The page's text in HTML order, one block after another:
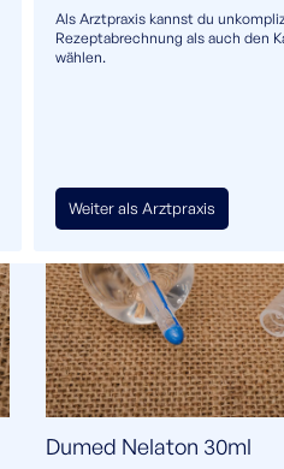
Dumed Nelaton 30ml
Als Arztpraxis kannst du
Rezeptabrechnung als auch den
wählen.
Weiter als Arztpraxis